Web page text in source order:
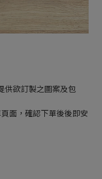
供欲訂製之圖案及包
面，確認下單後後即安